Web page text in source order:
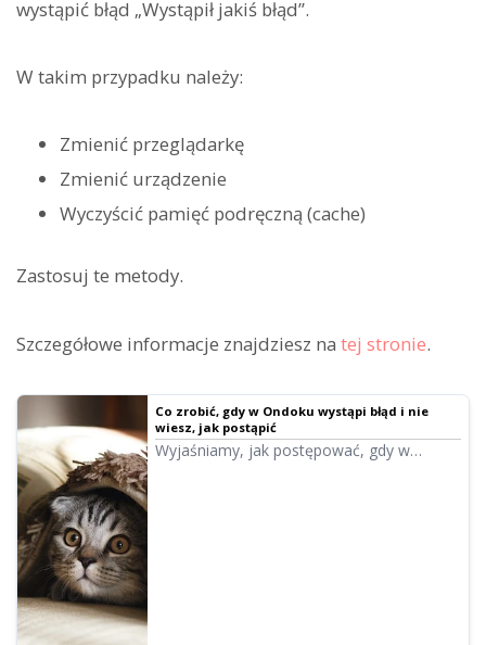
wystąpić błąd „Wystąpił jakiś błąd”.
W takim przypadku należy:
Zmienić przeglądarkę
Zmienić urządzenie
Wyczyścić pamięć podręczną (cache)
Zastosuj te metody.
Szczegółowe informacje znajdziesz na tej stronie.
Co zrobić, gdy w Ondoku wystąpi błąd i nie
wiesz, jak postąpić
Wyjaśniamy, jak postępować, gdy w